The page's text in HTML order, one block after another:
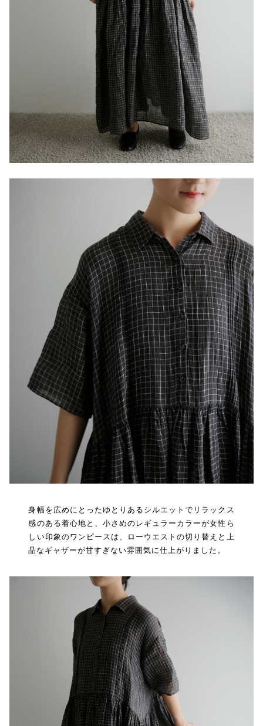
身幅を広めにとったゆとりあるシルエットでリラックス
感のある着心地と、小さめのレギュラーカラーが女性ら
しい印象のワンピースは、ローウエストの切り替えと上
品なギャザーが甘すぎない雰囲気に仕上がりました。